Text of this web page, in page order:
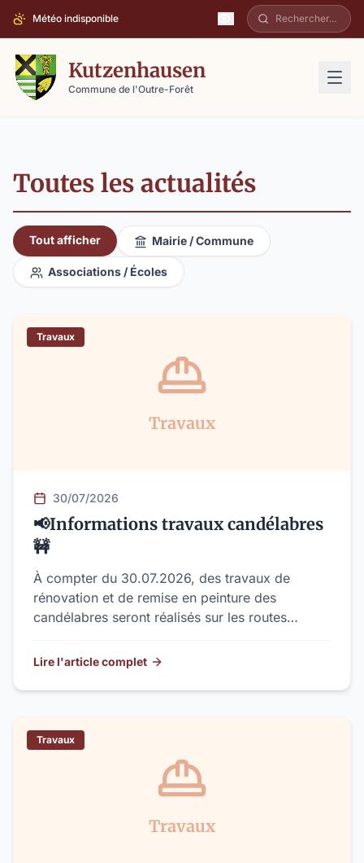
Météo indisponible
Kutzenhausen
Commune de l'Outre-Forêt
Toutes les actualités
Tout afficher Mairie / Commune
Associations / Écoles
Travaux
Travaux
30/07/2026
📢Informations travaux candélabres
🚧
À compter du 30.07.2026, des travaux de
rénovation et de remise en peinture des
candélabres seront réalisés sur les routes
commune.
Lire l'article complet
Travaux
Travaux